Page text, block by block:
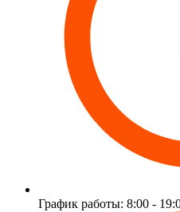
График работы: 8:00 -